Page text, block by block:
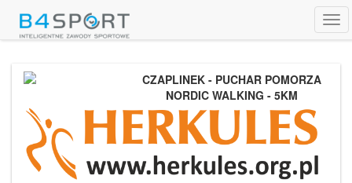
CZAPLINEK - PUCHAR POMORZA
NORDIC WALKING - 5KM